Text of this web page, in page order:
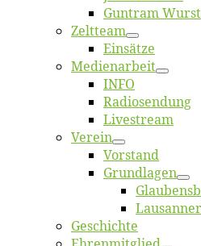
Gun­tram Wurst
Zelt­team
Ein­sät­ze
Me­di­en­ar­beit
INFO
Ra­dio­sen­dung
Live­stream
Ver­ein
Vor­stand
Grund­la­gen
Ge­schich­te